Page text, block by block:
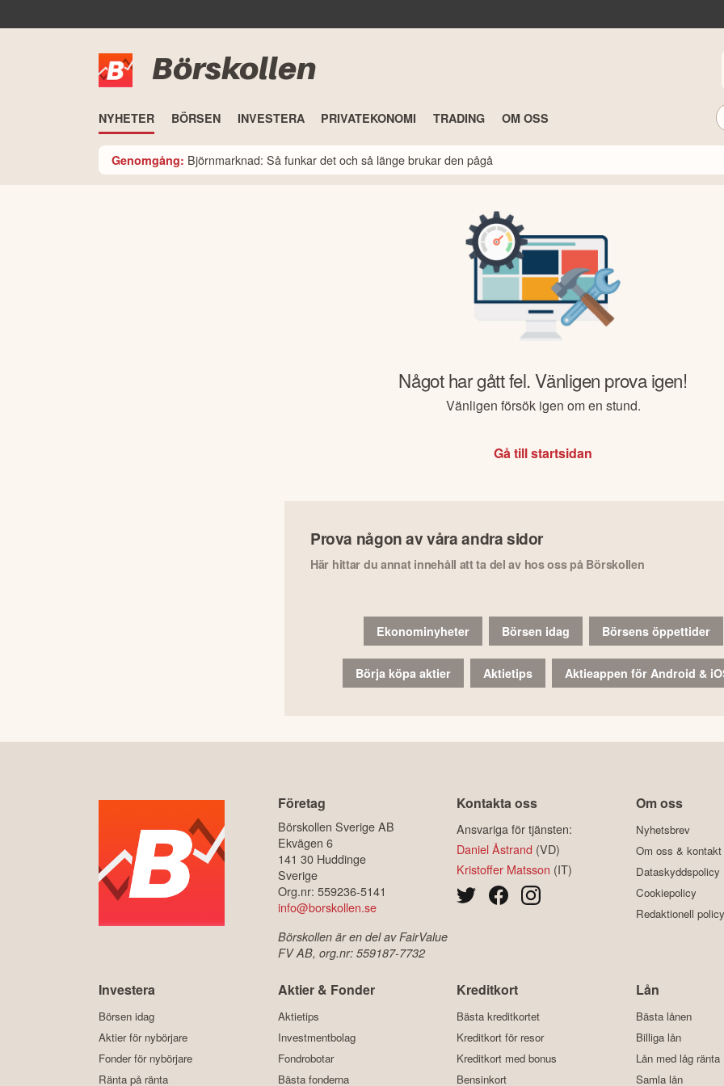
Börskollen
NYHETER BÖRSEN INVESTERA PRIVATEKONOMI TRADING OM OSS
Genomgång: Björnmarknad: Så funkar det och så länge brukar den pågå
Något har gått fel. Vänligen prova igen!
Vänligen försök igen om en stund.
Gå till startsidan
Prova någon av våra andra sidor
Här hittar du annat innehåll att ta del av hos oss på Börskollen
Ekonominyheter Börsen idag Börsens öppettider
Börja köpa aktier Aktietips Aktieappen för Android &
Företag
Börskollen Sverige AB
Ekvägen 6
141 30 Huddinge
Sverige
Org.nr: 559236-5141
info@borskollen.se
Börskollen är en del av FairValue
FV AB, org.nr: 559187-7732
Kontakta oss
Ansvariga för tjänsten:
Daniel Åstrand (VD)
Kristoffer Matsson (IT)
Om oss
Nyhetsbrev
Om oss & kontakt
Dataskyddspolicy
Cookiepolicy
Redaktionell policy
Investera
Börsen idag
Aktier för nybörjare
Fonder för nybörjare
Ränta på ränta
Aktier & Fonder
Aktietips
Investmentbolag
Fondrobotar
Bästa fonderna
Kreditkort
Bästa kreditkortet
Kreditkort för resor
Kreditkort med bonus
Bensinkort
Lån
Bästa lånen
Billiga lån
Lån med låg ränta
Samla lån